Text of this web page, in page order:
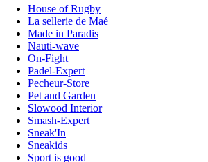
House of Rugby
La sellerie de Maé
Made in Paradis
Nauti-wave
On-Fight
Padel-Expert
Pecheur-Store
Pet and Garden
Slowood Interior
Smash-Expert
Sneak'In
Sneakids
Sport is good